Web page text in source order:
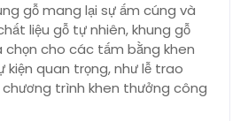
gỗ mang lại sự ấm cúng và
liệu gỗ tự nhiên, khung gỗ
chọn cho các tấm bằng khen
kiện quan trọng, như lễ trao
trình khen thưởng công